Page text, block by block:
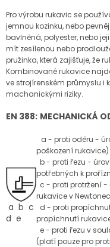
Pro výrobu rukavic se
jemnou kozinku, nebo
bavlněná, polyester, nebo
mít zesílenou nebo
pružinka, která zajišťuje, že
Kombinované rukavice
ve strojírenském průmyslu i
machanickými riziky.
EN 388: MECHANICKÁ
a b c
d e
a - proti oděru -
poškození rukavice)
b - proti řezu -
potřebných k
c - proti protržení
rukavice v
d - proti
propíchnutí
e - proti řezu v
(platí pouze pro